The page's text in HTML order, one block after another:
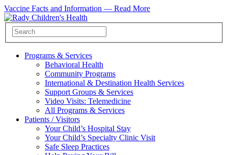
Vaccine Facts and Information — Read More
Programs & Services
Behavioral Health
Community Programs
International & Destination Health Services
Support Groups & Services
Video Visits: Telemedicine
All Programs & Services
Patients / Visitors
Your Child’s Hospital Stay
Your Child’s Specialty Clinic Visit
Safe Sleep Practices